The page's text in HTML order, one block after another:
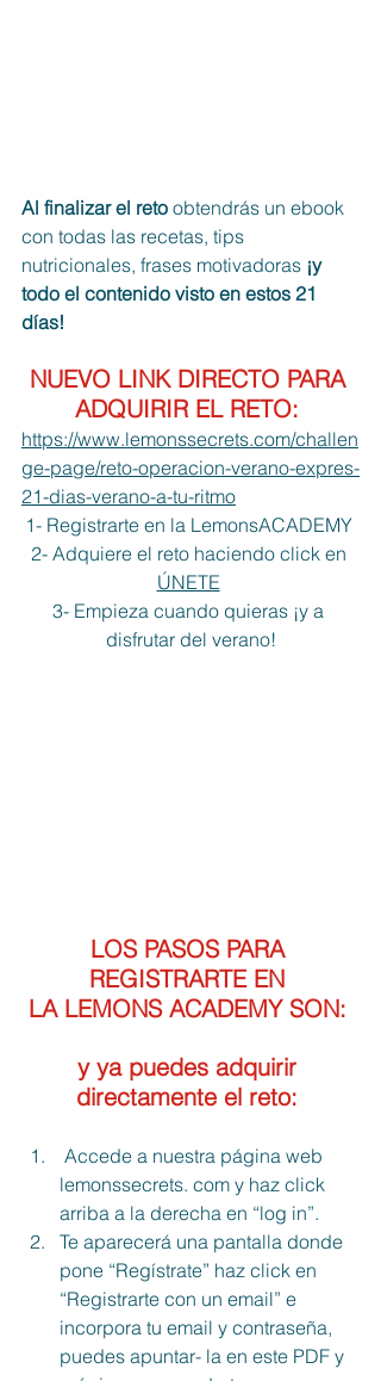
Al finalizar el reto obtendrás un ebook
con todas las recetas, tips
nutricionales, frases motivadoras ¡y
todo el contenido visto en estos 21
días!
NUEVO LINK DIRECTO PARA
ADQUIRIR EL RETO:
https://www.lemonssecrets.com/challen
ge-page/reto-operacion-verano-expres-
21-dias-verano-a-tu-ritmo
1- Registrarte en la LemonsACADEMY
2- Adquiere el reto haciendo click en
ÚNETE
3- Empieza cuando quieras ¡y a
disfrutar del verano!
LOS PASOS PARA
REGISTRARTE EN
LA LEMONS ACADEMY SON:
y ya puedes adquirir
directamente el reto:
lemonssecrets. com y haz click
arriba a la derecha en “log in”.
Te aparecerá una pantalla donde
pone “Regístrate” haz click en
“Registrarte con un email” e
incorpora tu email y contraseña,
puedes apuntar- la en este PDF y